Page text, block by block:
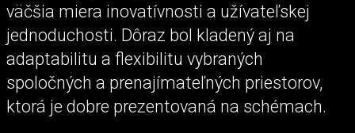
väčšia miera inovatívnosti a užívateľskej
jednoduchosti. Dôraz bol kladený aj na
adaptabilitu a flexibilitu vybraných
spoločných a prenajímateľných priestorov,
ktorá je dobre prezentovaná na schémach.